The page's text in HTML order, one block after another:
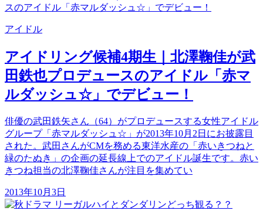
アイドル
アイドリング候補4期生｜北澤鞠佳が武
田鉄也プロデュースのアイドル「赤マ
ルダッシュ☆」でデビュー！
俳優の武田鉄矢さん（64）がプロデュースする女性アイドル
グループ「赤マルダッシュ☆」が2013年10月2日にお披露目
された。武田さんがCMを務める東洋水産の「赤いきつねと
緑のたぬき」の企画の延長線上でのアイドル誕生です。赤い
きつね担当の北澤鞠佳さんが注目を集めてい
2013年10月3日